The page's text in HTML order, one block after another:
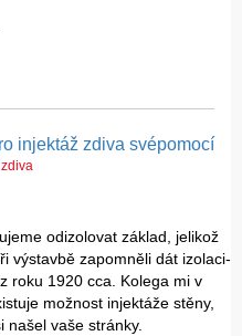
injektáž zdiva svépomocí
odizolovat základ, jelikož
výstavbě zapomněli dát izolaci-
roku 1920 cca. Kolega mi v
možnost injektáže stěny,
našel vaše stránky.